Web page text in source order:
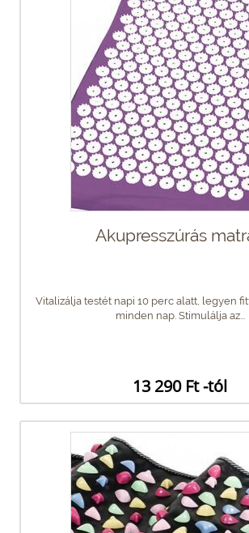
Akupresszúrás
Vitalizálja testét napi 10 perc alatt, legyen
minden nap. Stimulálja az...
13 290 Ft -tól